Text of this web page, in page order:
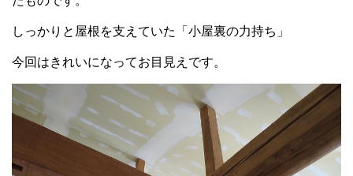
しっかりと屋根を支えていた「小屋裏の力持ち」
今回はきれいになってお目見えです。